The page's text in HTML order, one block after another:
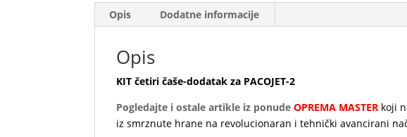
Opis Dodatne informacije
Opis
KIT četiri čaše-dodatak za PACOJET-2
Pogledajte i ostale artikle iz ponudeOPREMA MASTER koji
iz smrznute hrane na revolucionaran i tehničkiavancirani